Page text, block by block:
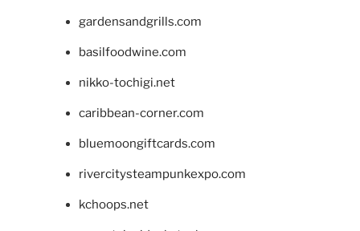
gardensandgrills.com
basilfoodwine.com
nikko-tochigi.net
caribbean-corner.com
bluemoongiftcards.com
rivercitysteampunkexpo.com
kchoops.net